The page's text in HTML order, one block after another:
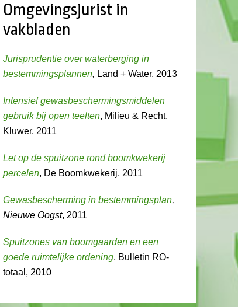
Omgevingsjurist in
vakbladen
Jurisprudentie over waterberging in
bestemmingsplannen, Land + Water, 2013
Intensief gewasbeschermingsmiddelen
gebruik bij open teelten, Milieu & Recht,
Kluwer, 2011
Let op de spuitzone rond boomkwekerij
percelen, De Boomkwekerij, 2011
Gewasbescherming in bestemmingsplan,
Nieuwe Oogst, 2011
Spuitzones van boomgaarden en een
goede ruimtelijke ordening, Bulletin RO-
totaal, 2010